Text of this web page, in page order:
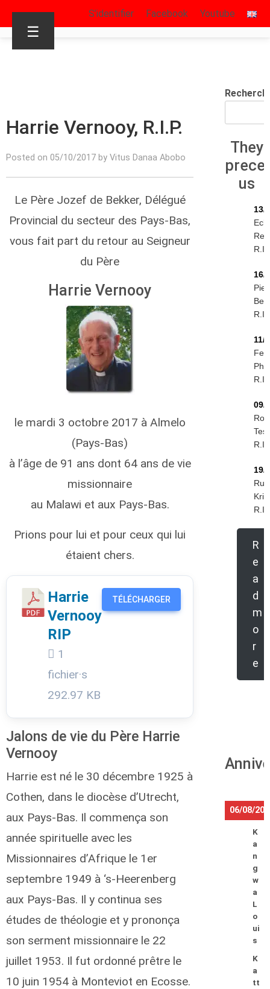
S’identifier Facebook Youtube
☰
Harrie Vernooy, R.I.P.
Posted on 05/10/2017 by Vitus Danaa Abobo
Le Père Jozef de Bekker, Délégué
Provincial du secteur des Pays-Bas,
vous fait part du retour au Seigneur
du Père
Harrie Vernooy
le mardi 3 octobre 2017 à Almelo
(Pays-Bas)
à l’âge de 91 ans dont 64 ans de vie
missionnaire
au Malawi et aux Pays-Bas.
Prions pour lui et pour ceux qui lui
étaient chers.
Harrie
Vernooy
RIP
1
fichier·s
292.97 KB
TÉLÉCHARGER
Jalons de vie du Père Harrie
Vernooy
Harrie est né le 30 décembre 1925 à
Cothen, dans le diocèse d’Utrecht,
aux Pays-Bas. Il commença son
année spirituelle avec les
Missionnaires d’Afrique le 1er
septembre 1949 à ‘s-Heerenberg
aux Pays-Bas. Il y continua ses
études de théologie et y prononça
son serment missionnaire le 22
juillet 1953. Il fut ordonné prêtre le
10 juin 1954 à Monteviot en Ecosse.
They
us
13/
16/
Piet
11/
Phiri
09/
19/
R
e
a
d
m
o
r
e
06/08/
K
a
n
g
w
a
L
o
ui
s
K
a
tt